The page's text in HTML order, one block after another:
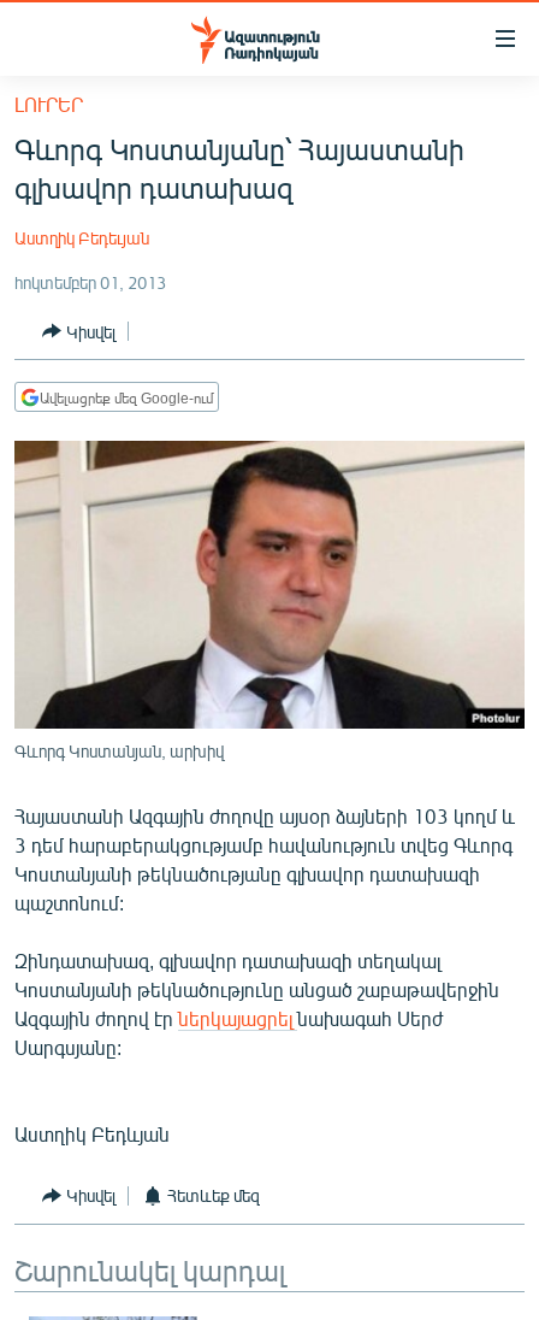
Մատչելիության
հիմնական
բովանդակությանը
Անցնել
հիմնական
մենյուին
ՀԱՅԱՍՏԱՆ
ՔԱՂԱՔԱԿԱՆ
ԸՆՏՐՈՒԹՅՈՒՆՆԵՐ 2026
ԻՐԱՎՈՒՆՔ
ՀԱՍԱՐԱԿՈՒԹՅՈՒՆ
ՏՆՏԵՍՈՒԹՅՈՒՆ
ՊԱՏԵՐԱԶՄԻ 6 ՇԱԲԱԹՆԵՐԸ
ՏԱՐԱԾԱՇՐՋԱՆ
ՄԵԿՆԱԲԱՆՈՒԹՅՈՒՆ
ՏՏ ԵՒ ԻՆՏԵՐՆԵՏ
ԱՐԽԻՎ
ՏԵՍԱՆՅՈՒԹԵՐ
ԲԱՆԱՎԵՃ
ՁԳՏԵԼՈՎ ԼԱՎԱԳՈՒՅՆԻՆ
ՓՈԴՔԱՍԹ
Հայերեն
Русский
ՀԵՏԵՎԵՔ ՄԵԶ
ԼՈՒՐԵՐ
Գևորգ Կոստանյանը՝ Հայաստանի
գլխավոր դատախազ
Աստղիկ Բեդեւյան
հոկտեմբեր 01, 2013
Կիսվել
Ավելացրեք մեզ Google-ում
Գևորգ Կոստանյան, արխիվ
Հայաստանի Ազգային ժողովը այսօր ձայների 103 կողմ և
3 դեմ հարաբերակցությամբ հավանություն տվեց Գևորգ
Կոստանյանի թեկնածությանը գլխավոր դատախազի
պաշտոնում:
Զինդատախազ, գլխավոր դատախազի տեղակալ
Կոստանյանի թեկնածությունը անցած շաբաթավերջին
Ազգային ժողով էրներկայացրելնախագահ Սերժ
Սարգսյանը:
Աստղիկ Բեդևյան
Կիսվել Հետևեք մեզ
Շարունակել կարդալ